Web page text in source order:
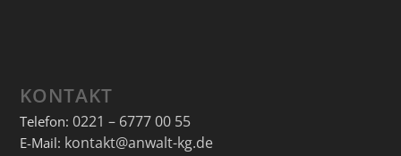
KONTAKT
Telefon: 0221 – 6777 00 55
E-Mail: kontakt@anwalt-kg.de